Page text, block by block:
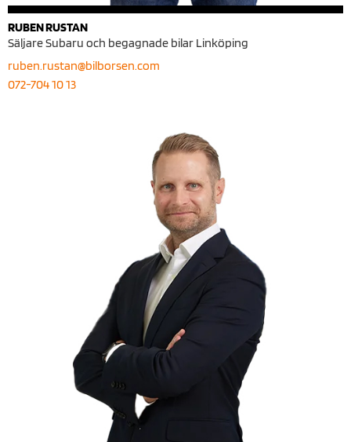
RUBEN RUSTAN
Säljare Subaru och begagnade bilar Linköping
ruben.rustan@bilborsen.com
072-704 10 13